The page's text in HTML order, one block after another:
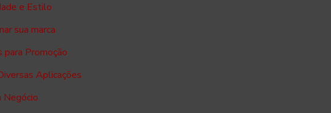
e Estilo
sua marca
para Promoção
Aplicações
Negócio